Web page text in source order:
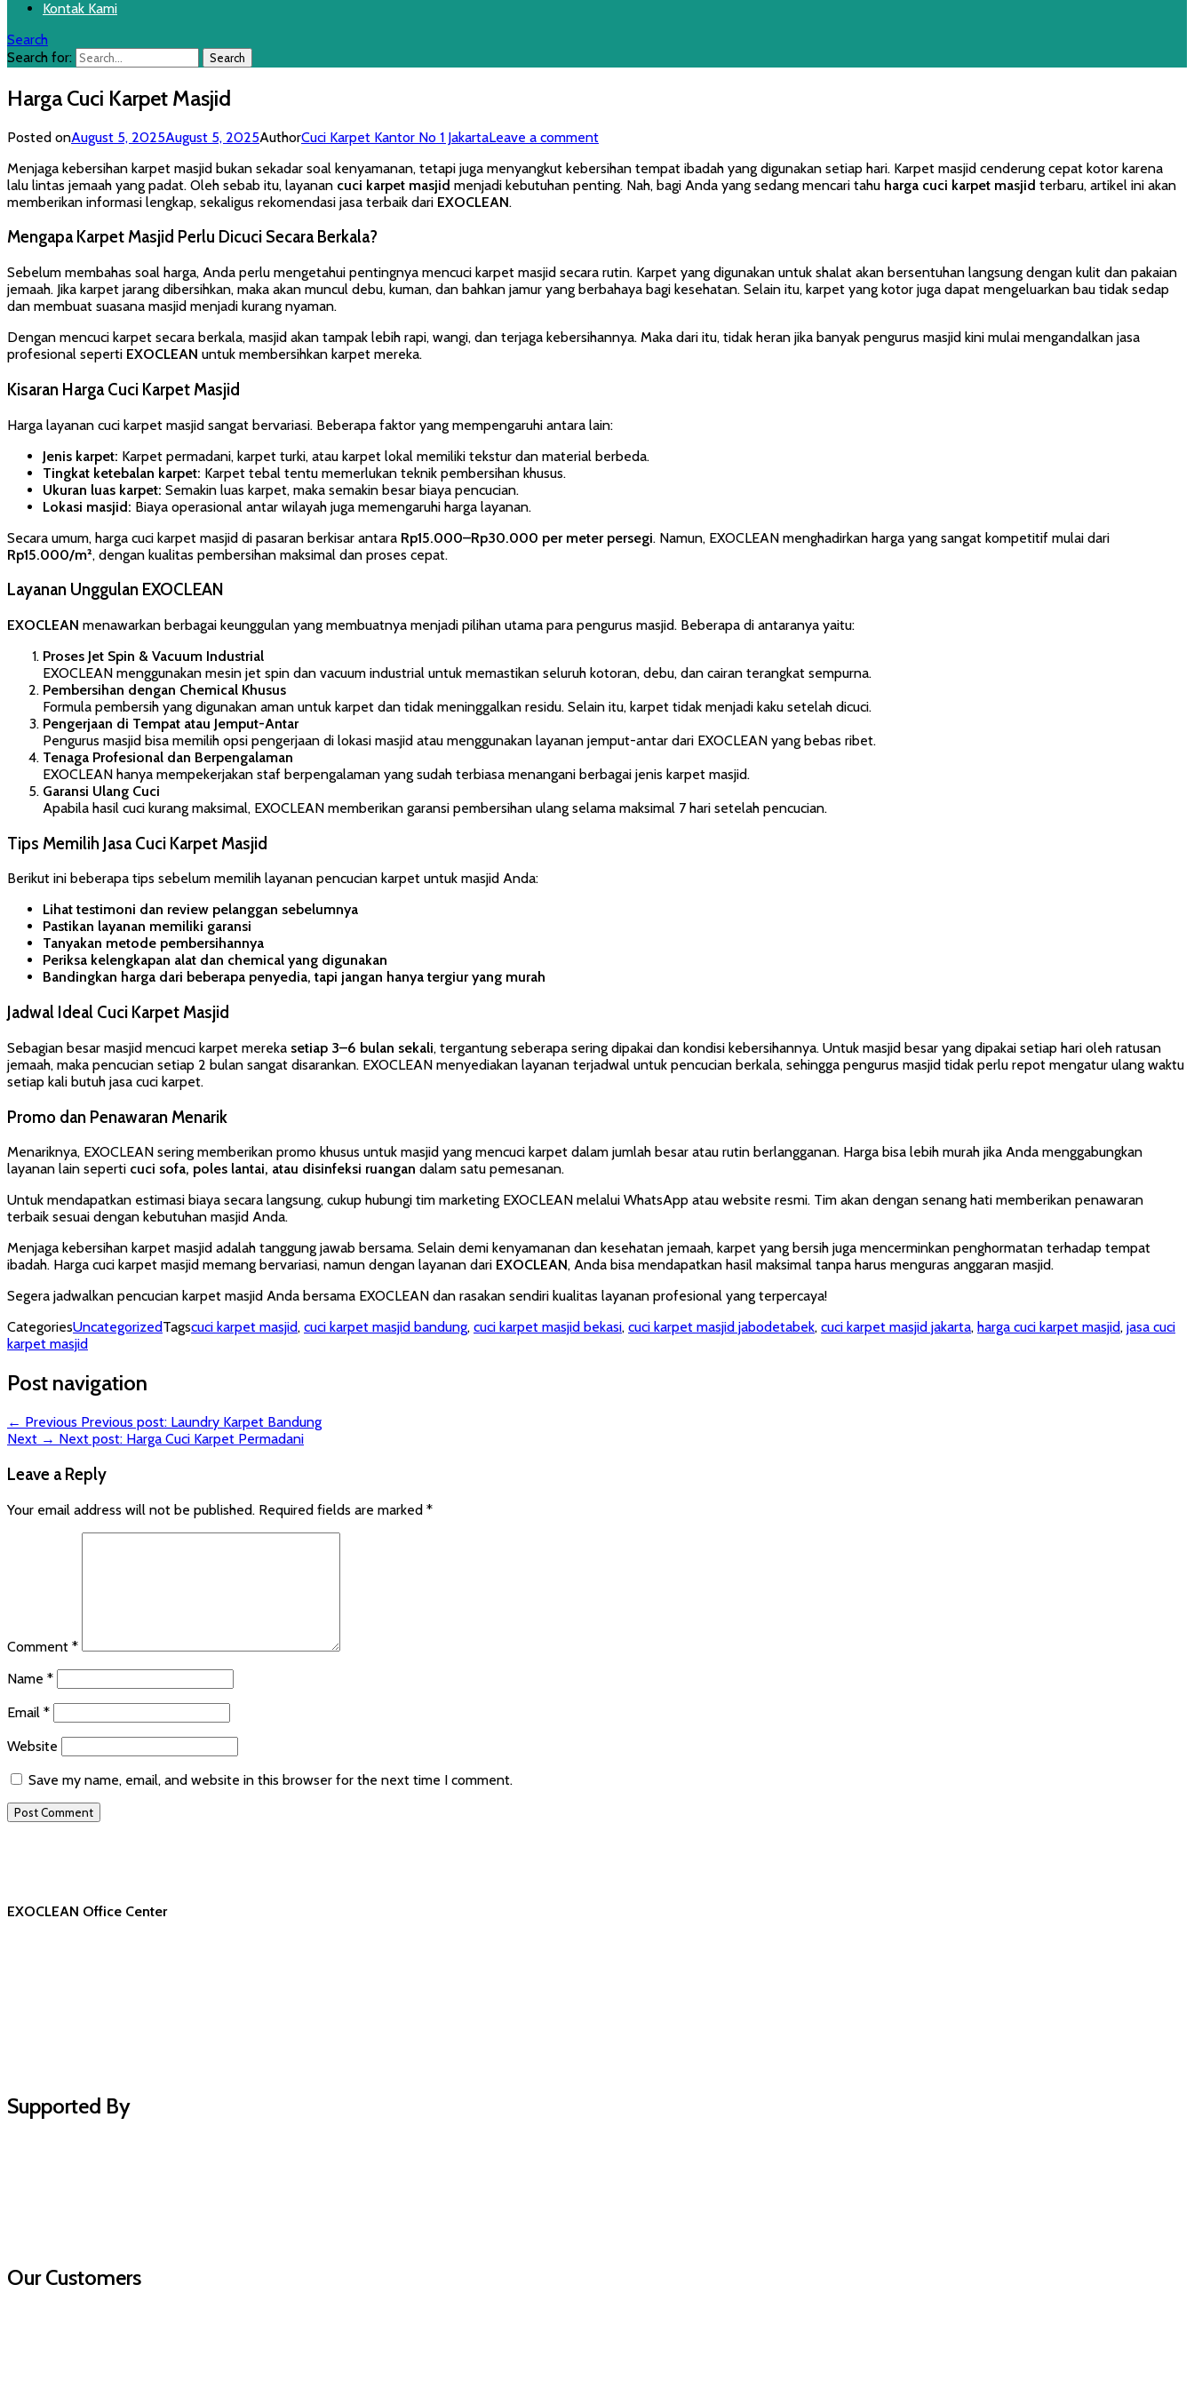
Kontak Kami
Search
Search for:
Harga Cuci Karpet Masjid
Posted onAugust 5, 2025August 5, 2025AuthorCuci Karpet Kantor No 1 JakartaLeave a comment
Menjaga kebersihan karpet masjid bukan sekadar soal kenyamanan, tetapi juga menyangkut kebersihan tempat ibadah yang digunakan setiap hari. Karpet masjid cenderung cepat kotor karena
lalu lintas jemaah yang padat. Oleh sebab itu, layanan cuci karpet masjid menjadi kebutuhan penting. Nah, bagi Anda yang sedang mencari tahu harga cuci karpet masjid terbaru, artikel ini akan
memberikan informasi lengkap, sekaligus rekomendasi jasa terbaik dari EXOCLEAN.
Mengapa Karpet Masjid Perlu Dicuci Secara Berkala?
Sebelum membahas soal harga, Anda perlu mengetahui pentingnya mencuci karpet masjid secara rutin. Karpet yang digunakan untuk shalat akan bersentuhan langsung dengan kulit dan pakaian
jemaah. Jika karpet jarang dibersihkan, maka akan muncul debu, kuman, dan bahkan jamur yang berbahaya bagi kesehatan. Selain itu, karpet yang kotor juga dapat mengeluarkan bau tidak sedap
dan membuat suasana masjid menjadi kurang nyaman.
Dengan mencuci karpet secara berkala, masjid akan tampak lebih rapi, wangi, dan terjaga kebersihannya. Maka dari itu, tidak heran jika banyak pengurus masjid kini mulai mengandalkan jasa
profesional seperti EXOCLEAN untuk membersihkan karpet mereka.
Kisaran Harga Cuci Karpet Masjid
Harga layanan cuci karpet masjid sangat bervariasi. Beberapa faktor yang mempengaruhi antara lain:
Jenis karpet: Karpet permadani, karpet turki, atau karpet lokal memiliki tekstur dan material berbeda.
Tingkat ketebalan karpet: Karpet tebal tentu memerlukan teknik pembersihan khusus.
Ukuran luas karpet: Semakin luas karpet, maka semakin besar biaya pencucian.
Lokasi masjid: Biaya operasional antar wilayah juga memengaruhi harga layanan.
Secara umum, harga cuci karpet masjid di pasaran berkisar antara Rp15.000–Rp30.000 per meter persegi. Namun, EXOCLEAN menghadirkan harga yang sangat kompetitif mulai dari
Rp15.000/m², dengan kualitas pembersihan maksimal dan proses cepat.
Layanan Unggulan EXOCLEAN
EXOCLEAN menawarkan berbagai keunggulan yang membuatnya menjadi pilihan utama para pengurus masjid. Beberapa di antaranya yaitu:
Proses Jet Spin & Vacuum Industrial
EXOCLEAN menggunakan mesin jet spin dan vacuum industrial untuk memastikan seluruh kotoran, debu, dan cairan terangkat sempurna.
Pembersihan dengan Chemical Khusus
Formula pembersih yang digunakan aman untuk karpet dan tidak meninggalkan residu. Selain itu, karpet tidak menjadi kaku setelah dicuci.
Pengerjaan di Tempat atau Jemput-Antar
Pengurus masjid bisa memilih opsi pengerjaan di lokasi masjid atau menggunakan layanan jemput-antar dari EXOCLEAN yang bebas ribet.
Tenaga Profesional dan Berpengalaman
EXOCLEAN hanya mempekerjakan staf berpengalaman yang sudah terbiasa menangani berbagai jenis karpet masjid.
Garansi Ulang Cuci
Apabila hasil cuci kurang maksimal, EXOCLEAN memberikan garansi pembersihan ulang selama maksimal 7 hari setelah pencucian.
Tips Memilih Jasa Cuci Karpet Masjid
Berikut ini beberapa tips sebelum memilih layanan pencucian karpet untuk masjid Anda:
Lihat testimoni dan review pelanggan sebelumnya
Pastikan layanan memiliki garansi
Tanyakan metode pembersihannya
Periksa kelengkapan alat dan chemical yang digunakan
Bandingkan harga dari beberapa penyedia, tapi jangan hanya tergiur yang murah
Jadwal Ideal Cuci Karpet Masjid
Sebagian besar masjid mencuci karpet mereka setiap 3–6 bulan sekali, tergantung seberapa sering dipakai dan kondisi kebersihannya. Untuk masjid besar yang dipakai setiap hari oleh ratusan
jemaah, maka pencucian setiap 2 bulan sangat disarankan. EXOCLEAN menyediakan layanan terjadwal untuk pencucian berkala, sehingga pengurus masjid tidak perlu repot mengatur ulang waktu
setiap kali butuh jasa cuci karpet.
Promo dan Penawaran Menarik
Menariknya, EXOCLEAN sering memberikan promo khusus untuk masjid yang mencuci karpet dalam jumlah besar atau rutin berlangganan. Harga bisa lebih murah jika Anda menggabungkan
layanan lain seperti cuci sofa, poles lantai, atau disinfeksi ruangan dalam satu pemesanan.
Untuk mendapatkan estimasi biaya secara langsung, cukup hubungi tim marketing EXOCLEAN melalui WhatsApp atau website resmi. Tim akan dengan senang hati memberikan penawaran
terbaik sesuai dengan kebutuhan masjid Anda.
Menjaga kebersihan karpet masjid adalah tanggung jawab bersama. Selain demi kenyamanan dan kesehatan jemaah, karpet yang bersih juga mencerminkan penghormatan terhadap tempat
ibadah. Harga cuci karpet masjid memang bervariasi, namun dengan layanan dari EXOCLEAN, Anda bisa mendapatkan hasil maksimal tanpa harus menguras anggaran masjid.
Segera jadwalkan pencucian karpet masjid Anda bersama EXOCLEAN dan rasakan sendiri kualitas layanan profesional yang terpercaya!
CategoriesUncategorizedTagscuci karpet masjid, cuci karpet masjid bandung, cuci karpet masjid bekasi, cuci karpet masjid jabodetabek, cuci karpet masjid jakarta, harga cuci karpet masjid, jasa cuci
karpet masjid
Post navigation
← Previous Previous post: Laundry Karpet Bandung
Next → Next post: Harga Cuci Karpet Permadani
Leave a Reply
Your email address will not be published. Required fields are marked *
Comment *
Name *
Email *
Website
Save my name, email, and website in this browser for the next time I comment.
EXOCLEAN Office Center
Supported By
Our Customers